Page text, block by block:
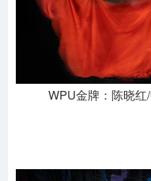
WPU金牌：陈晓红